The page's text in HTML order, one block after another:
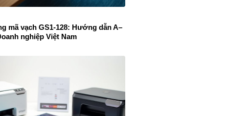
mã vạch GS1-128: Hướng dẫn A–
nghiệp Việt Nam